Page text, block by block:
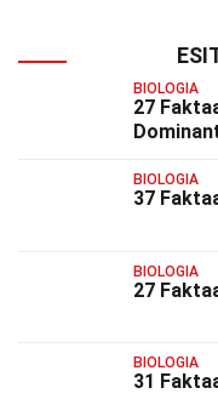
BIOLOGIA
27
BIOLOGIA
37
BIOLOGIA
27
BIOLOGIA
31